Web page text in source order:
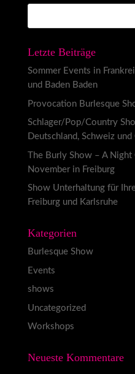
Letzte Beiträge
Sommer Events in
und Baden Baden
Provocation Burlesque
Schlager/Pop/Country
Deutschland, Schweiz
The Burly Show – A
November in Freiburg
Show Unterhaltung für
Freiburg und Karlsruhe
Kategorien
Burlesque Show
Events
shows
Uncategorized
Workshops
Neueste Kommentare